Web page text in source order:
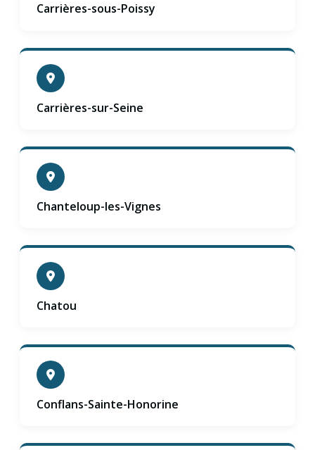
Carrières-sous-Poissy
Carrières-sur-Seine
Chanteloup-les-Vignes
Chatou
Conflans-Sainte-Honorine